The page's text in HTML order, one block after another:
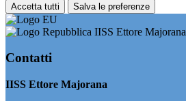
Accetta tutti Salva le preferenze
IISS Ettore Majorana
Contatti
IISS Ettore Majorana